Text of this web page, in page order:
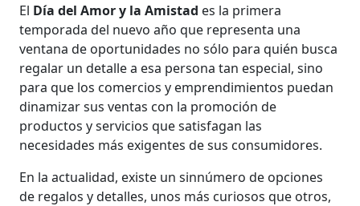
El Día del Amor y la Amistad es la primera
temporada del nuevo año que representa una
ventana de oportunidades no sólo para quién busca
regalar un detalle a esa persona tan especial, sino
para que los comercios y emprendimientos puedan
dinamizar sus ventas con la promoción de
productos y servicios que satisfagan las
necesidades más exigentes de sus consumidores.
En la actualidad, existe un sinnúmero de opciones
de regalos y detalles, unos más curiosos que otros,